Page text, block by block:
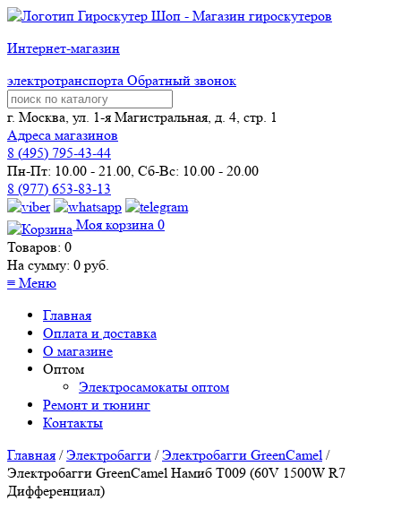
Интернет-магазин
электротранспорта Обратный звонок
г. Москва, ул. 1-я Магистральная, д. 4, стр. 1
Адреса магазинов
8 (495) 795-43-44
Пн-Пт: 10.00 - 21.00, Сб-Вс: 10.00 - 20.00
8 (977) 653-83-13
Моя корзина 0
Товаров: 0
На сумму: 0 руб.
≡ Меню
Главная
Оплата и доставка
О магазине
Оптом
Электросамокаты оптом
Ремонт и тюнинг
Контакты
Главная /Электробагги /Электробагги GreenCamel/
Электробагги GreenCamel Намиб T009 (60V 1500W R7
Дифференциал)